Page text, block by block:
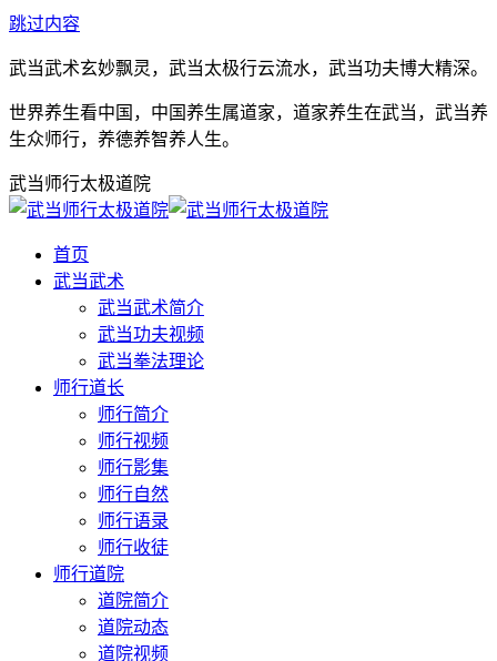
跳过内容
武当武术玄妙飘灵，武当太极行云流水，武当功夫博大精深。
世界养生看中国，中国养生属道家，道家养生在武当，武当养
生众师行，养德养智养人生。
武当师行太极道院
首页
武当武术
武当武术简介
武当功夫视频
武当拳法理论
师行道长
师行简介
师行视频
师行影集
师行自然
师行语录
师行收徒
师行道院
道院简介
道院动态
道院视频